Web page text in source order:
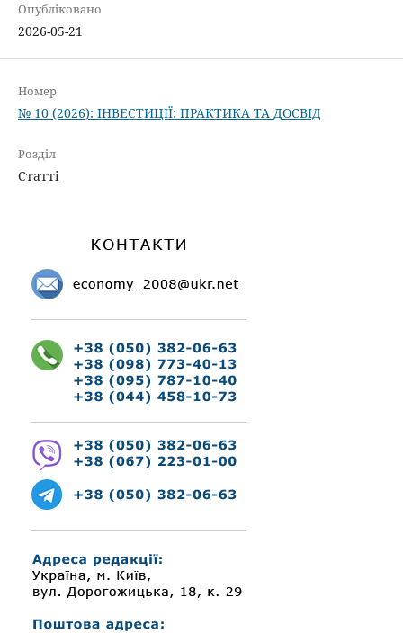
Опубліковано
2026-05-21
Номер
№ 10 (2026): ІНВЕСТИЦІЇ: ПРАКТИКА ТА ДОСВІД
Розділ
Статті